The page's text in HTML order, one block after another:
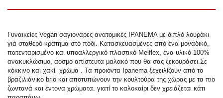
Γυναικείες Vegan σαγιονάρες ανατομικές IPANEMA με διπλό λουράκι
γιά σταθερό κράτημα στό πόδι. Κατασκευασμένες από ένα μοναδικό,
πατενταρισμένο και υποαλλεργικό πλαστικό Melflex, ένα υλικό 100%
ανακυκλώσιμο, άοσμο απίστευτα μαλακό που θα σας ξεκουράσει.Σε
κόκκινο και χακί χρώμα . Τα προιόντα Ipanema ξεχειλίζουν από το
βραζιλιάνικo brio και αποτυπώνουν την κουλτούρα της χώρας με τα πιο
ζωντανά και έντονα χρώματα. γιατί το καλοκαίρι δεν χρειάζεται κάτι